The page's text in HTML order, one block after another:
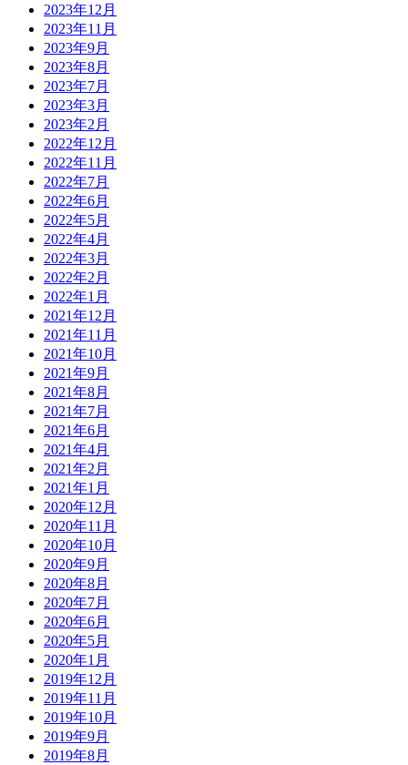
2023年12月
2023年11月
2023年9月
2023年8月
2023年7月
2023年3月
2023年2月
2022年12月
2022年11月
2022年7月
2022年6月
2022年5月
2022年4月
2022年3月
2022年2月
2022年1月
2021年12月
2021年11月
2021年10月
2021年9月
2021年8月
2021年7月
2021年6月
2021年4月
2021年2月
2021年1月
2020年12月
2020年11月
2020年10月
2020年9月
2020年8月
2020年7月
2020年6月
2020年5月
2020年1月
2019年12月
2019年11月
2019年10月
2019年9月
2019年8月